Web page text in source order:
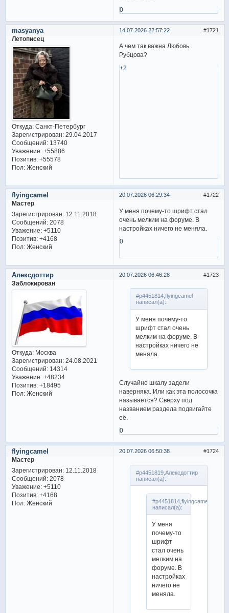
0
1721
14.07.2026 22:57:22
masyanya
Летописец
Откуда:Санкт-Петербург
Зарегистрирован: 29.04.2017
Сообщений:13740
Уважение: +55886
Позитив: +55578
Пол:Женский
А чем так важна Любовь
Рубцова?
+2
1722
20.07.2026 06:29:34
flyingcamel
Мастер
Зарегистрирован: 12.11.2018
Сообщений:2078
Уважение: +5110
Позитив: +4168
Пол:Женский
У меня почему-то шрифт стал
очень мелким на форуме. В
настройках ничего не меняла.
0
1723
20.07.2026 06:46:28
Алексдоттир
Заблокирован
Откуда:Москва
Зарегистрирован: 24.08.2021
Сообщений:14314
Уважение: +48234
Позитив: +18495
Пол:Женский
#p4451814,flyingcamel
написал(а):
У меня почему-то
шрифт стал очень
мелким на форуме. В
настройках ничего не
меняла.
Случайно шкалу задели
наверняка. Или как эта полосочка
называется? Сверху под
названием раздела подвигайте
её.
0
1724
20.07.2026 06:50:38
flyingcamel
Мастер
Зарегистрирован: 12.11.2018
Сообщений:2078
Уважение: +5110
Позитив: +4168
Пол:Женский
#p4451819,Алексдоттир
написал(а):
#p4451814,flyingcamel
написал(а):
У меня
почему-то
шрифт
стал очень
мелким на
форуме. В
настройках
ничего не
меняла.